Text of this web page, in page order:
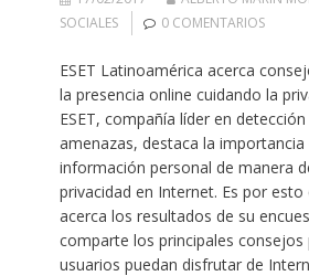
SOCIALES
0 COMENTARIOS
ESET Latinoamérica acerca
la presencia online cuidando la
ESET, compañía líder en
amenazas, destaca la importancia
información personal de manera
privacidad en Internet. Es por
acerca los resultados de su
comparte los principales consejos
usuarios puedan disfrutar de